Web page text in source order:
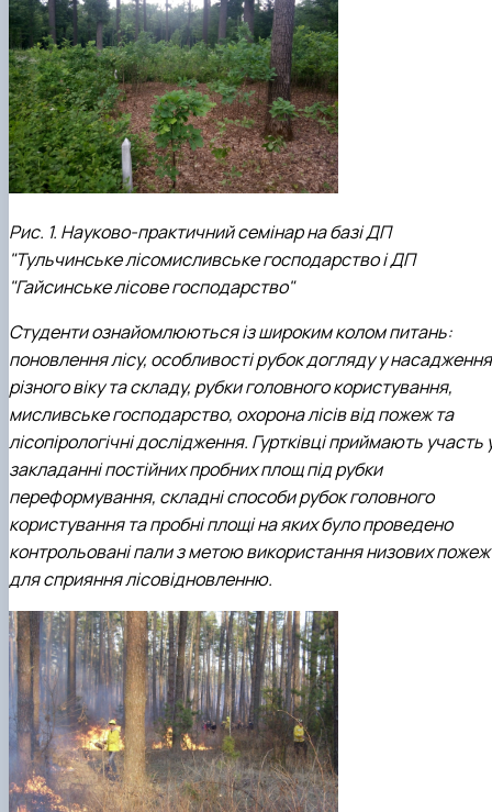
Рис. 1. Науково-практичний семінар на базіДП
"Тульчинське лісомисливське господарство і ДП
"Гайсинське лісове господарство"
Студенти ознайомлюються із широким колом питань:
поновлення лісу, особливості рубок догляду у
різного віку та складу, рубки головного користування,
мисливське господарство, охорона лісів від пожеж та
лісопірологічні дослідження. Гуртківці приймають участь
закладанні постійних пробних площ під рубки
переформування, складні способи рубок головного
користування та пробні площі на яких було проведено
контрольовані пали з метою використання низових пожеж
для сприяння лісовідновленню.